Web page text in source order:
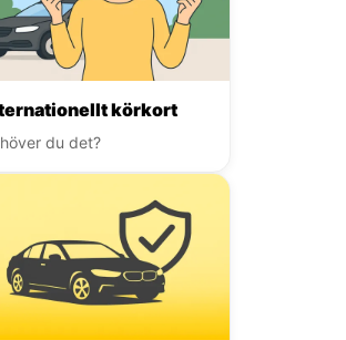
körkort
du det?